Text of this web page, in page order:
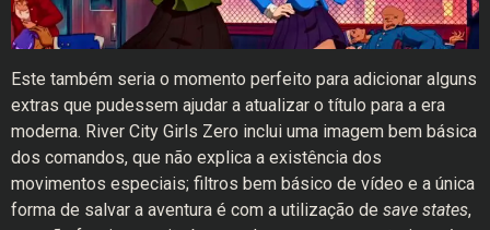
Este também seria o momento perfeito para adicionar alguns
extras que pudessem ajudar a atualizar o título para a era
moderna. River City Girls Zero inclui uma imagem bem básica
dos comandos, que não explica a existência dos
movimentos especiais; filtros bem básico de vídeo e a única
forma de salvar a aventura é com a utilização de save states,